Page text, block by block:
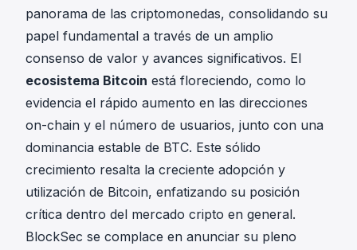
panorama de las criptomonedas, consolidando su
papel fundamental a través de un amplio
consenso de valor y avances significativos. El
ecosistema Bitcoin está floreciendo, como lo
evidencia el rápido aumento en las direcciones
on-chain y el número de usuarios, junto con una
dominancia estable de BTC. Este sólido
crecimiento resalta la creciente adopción y
utilización de Bitcoin, enfatizando su posición
crítica dentro del mercado cripto en general.
BlockSec se complace en anunciar su pleno